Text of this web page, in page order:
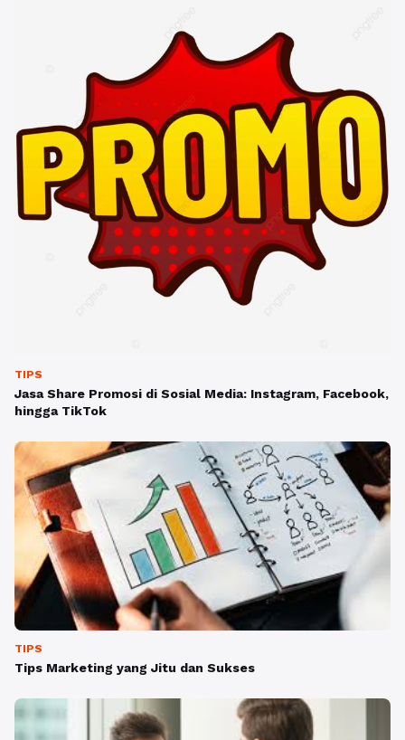
TIPS
Jasa Share Promosi di Sosial Media: Instagram, Facebook,
hingga TikTok
TIPS
Tips Marketing yang Jitu dan Sukses